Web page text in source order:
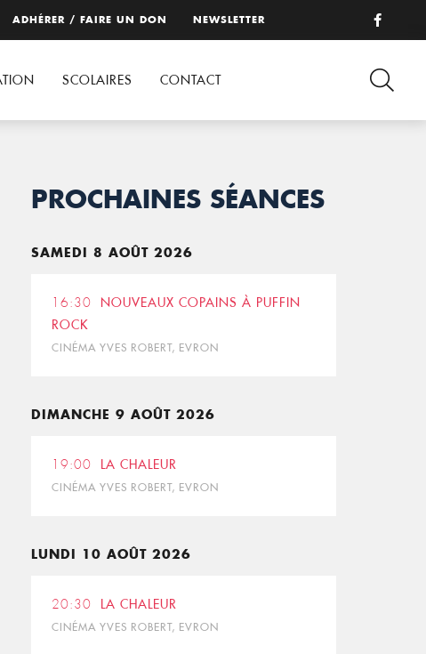
ADHÉRER / FAIRE UN DON NEWSLETTER
SCOLAIRES CONTACT
PROCHAINES SÉANCES
SAMEDI 8 AOÛT 2026
16:30
NOUVEAUX COPAINS À PUFFIN
ROCK
CINÉMA YVES ROBERT, EVRON
DIMANCHE 9 AOÛT 2026
19:00 LA CHALEUR
CINÉMA YVES ROBERT, EVRON
LUNDI 10 AOÛT 2026
20:30 LA CHALEUR
CINÉMA YVES ROBERT, EVRON